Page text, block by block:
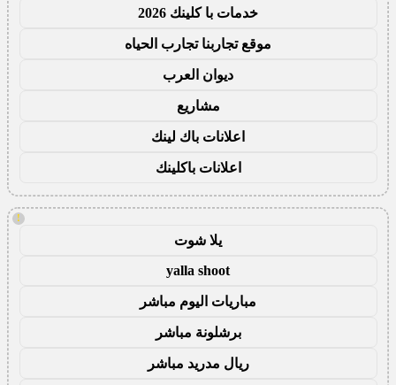
خدمات با كلينك 2026
موقع تجاربنا تجارب الحياه
ديوان العرب
مشاريع
اعلانات باك لينك
اعلانات باكلينك
!
يلا شوت
yalla shoot
مباريات اليوم مباشر
برشلونة مباشر
ريال مدريد مباشر